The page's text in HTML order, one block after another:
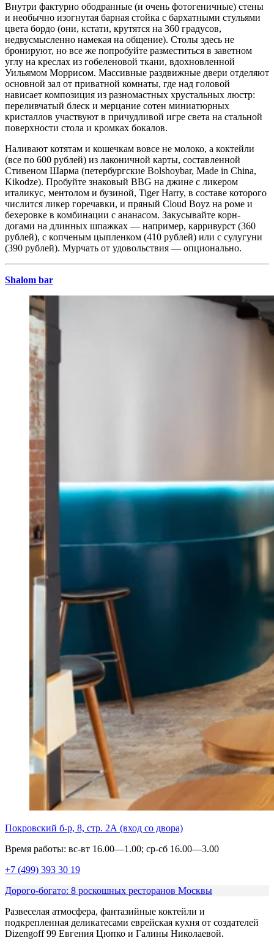
Внутри фактурно ободранные (и очень фотогеничные) стены
и необычно изогнутая барная стойка с бархатными стульями
цвета бордо (они, кстати, крутятся на 360 градусов,
недвусмысленно намекая на общение). Столы здесь не
бронируют, но все же попробуйте разместиться в заветном
углу на креслах из гобеленовой ткани, вдохновленной
Уильямом Моррисом. Массивные раздвижные двери отделяют
основной зал от приватной комнаты, где над головой
нависает композиция из разномастных хрустальных люстр:
переливчатый блеск и мерцание сотен миниатюрных
кристаллов участвуют в причудливой игре света на стальной
поверхности стола и кромках бокалов.
Наливают котятам и кошечкам вовсе не молоко, а коктейли
(все по 600 рублей) из лаконичной карты, составленной
Стивеном Шарма (петербургские Bolshoybar, Made in China,
Kikodze). Пробуйте знаковый BBG на джине с ликером
италикус, ментолом и бузиной, Tiger Harry, в составе которого
числится ликер горечавки, и пряный Cloud Boyz на роме и
бехеровке в комбинации с ананасом. Закусывайте корн-
догами на длинных шпажках — например, карривурст (360
рублей), с копченым цыпленком (410 рублей) или с сулугуни
(390 рублей). Мурчать от удовольствия — опционально.
Shalom bar
Покровский б-р, 8, стр. 2А (вход со двора)
Время работы: вс-вт 16.00—1.00; ср-сб 16.00—3.00
+7 (499) 393 30 19
Дорого-богато: 8 роскошных ресторанов Москвы
Развеселая атмосфера, фантазийные коктейли и
подкрепленная деликатесами еврейская кухня от создателей
Dizengoff 99 Евгения Цюпко и Галины Николаевой.